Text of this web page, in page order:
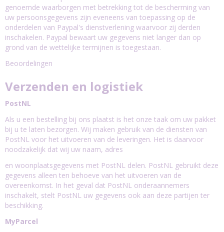
genoemde waarborgen met betrekking tot de bescherming van
uw persoonsgegevens zijn eveneens van toepassing op de
onderdelen van Paypal's dienstverlening waarvoor zij derden
inschakelen. Paypal bewaart uw gegevens niet langer dan op
grond van de wettelijke termijnen is toegestaan.
Beoordelingen
Verzenden en logistiek
PostNL
Als u een bestelling bij ons plaatst is het onze taak om uw pakket
bij u te laten bezorgen. Wij maken gebruik van de diensten van
PostNL voor het uitvoeren van de leveringen. Het is daarvoor
noodzakelijk dat wij uw naam, adres
en woonplaatsgegevens met PostNL delen. PostNL gebruikt deze
gegevens alleen ten behoeve van het uitvoeren van de
overeenkomst. In het geval dat PostNL onderaannemers
inschakelt, stelt PostNL uw gegevens ook aan deze partijen ter
beschikking.
MyParcel